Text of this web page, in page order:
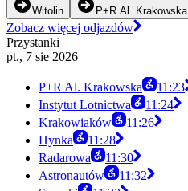
Witolin P+R Al. Krakowska
Zobacz więcej odjazdów
Przystanki
pt., 7 sie 2026
P+R Al. Krakowska
11:23
Instytut Lotnictwa
11:24
Krakowiaków
11:26
Hynka
11:28
Radarowa
11:30
Astronautów
11:32